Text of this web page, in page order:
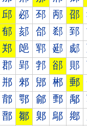
邱 邲 邳 邴 邵
郁 郂 郃 郄 郅
郑 郒 郓 郔 郕
郡 郢 郣 郤 郥
郱 郲 郳 郴 郵
鄁 鄂 鄃 鄄 鄅
鄑 鄒 鄓 鄔 鄕